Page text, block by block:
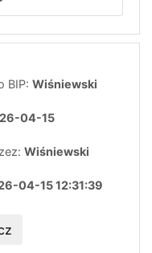
BIP: Wiśniewski
04-15
Wiśniewski
04-15 12:31:39